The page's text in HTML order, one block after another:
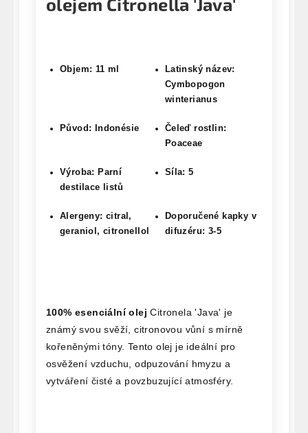
olejem Citronella 'Java'
Objem: 11 ml
Latinský název:
Cymbopogon
winterianus
Původ: Indonésie
Čeleď rostlin:
Poaceae
Výroba: Parní
destilace listů
Síla: 5
Alergeny: citral,
geraniol, citronellol
Doporučené kapky v
difuzéru: 3-5
100% esenciální olej Citronela 'Java' je
známý svou svěží, citronovou vůní s mírně
kořeněnými tóny. Tento olej je ideální pro
osvěžení vzduchu, odpuzování hmyzu a
vytváření čisté a povzbuzující atmosféry.